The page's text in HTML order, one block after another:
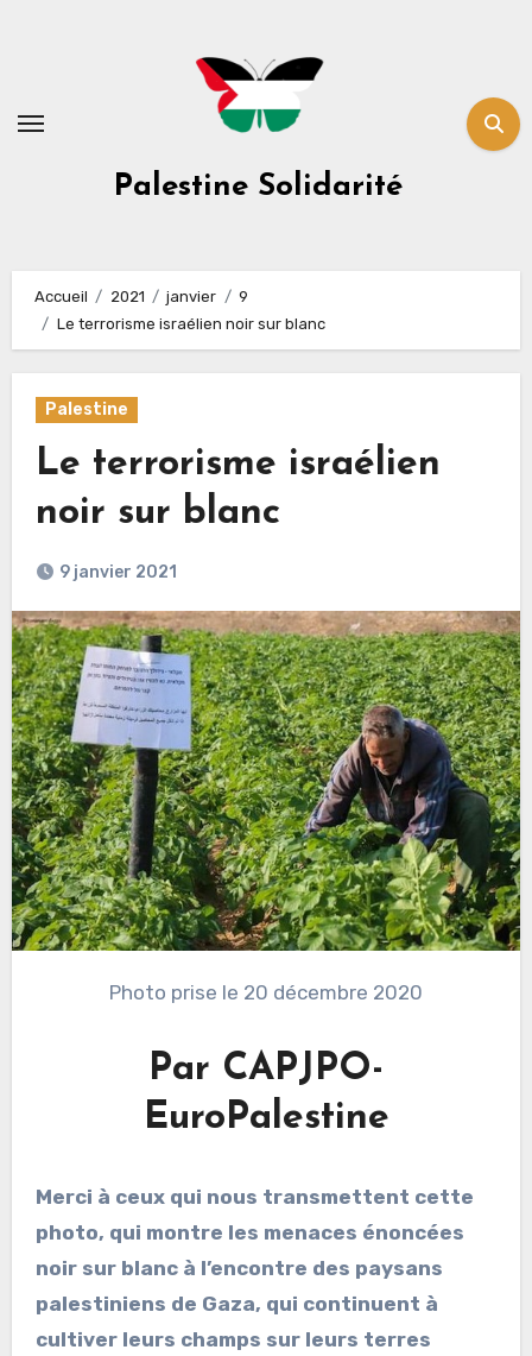
Palestine Solidarité
Accueil 2021 janvier
9
Le terrorisme israélien noir sur blanc
Palestine
Le terrorisme israélien
noir sur blanc
9 janvier 2021
Photo prise le 20 décembre 2020
Par CAPJPO-
EuroPalestine
Merci à ceux qui nous transmettent cette
photo, qui montre les menaces énoncées
noir sur blanc à l’encontre des paysans
palestiniens de Gaza, qui continuent à
cultiver leurs champs sur leurs terres